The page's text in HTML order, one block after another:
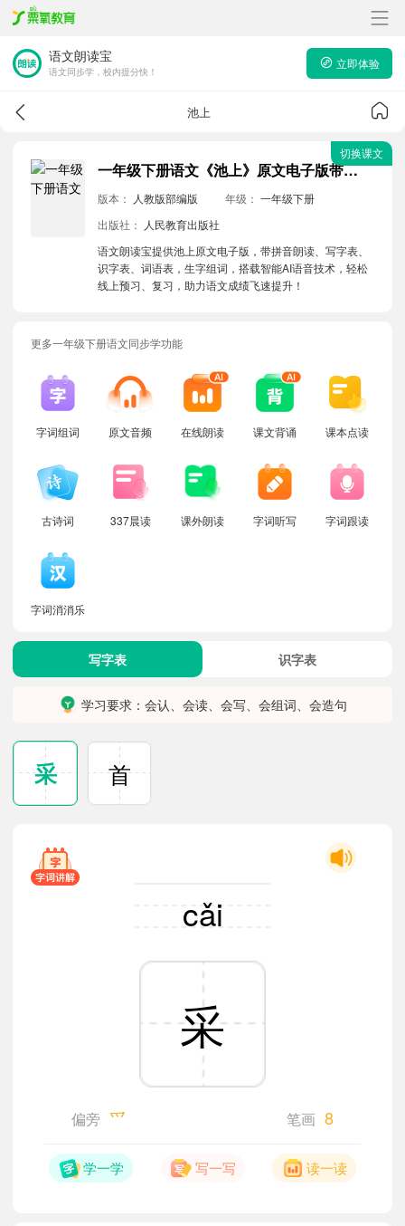
语文朗读宝
语文同步学，校内提分快！
立即体验
池上
一年级下册语文《池上》原文电子版带拼音朗读音频
版本： 人教版部编版 年级： 一年级下册
出版社：
人民教育出版社
语文朗读宝提供池上原文电子版，带拼音朗读、写字表、
识字表、词语表，生字组词，搭载智能AI语音技术，轻松
线上预习、复习，助力语文成绩飞速提升！
切换课文
更多一年级下册语文同步学功能
字词组词 原文音频 在线朗读 课文背诵 课本点读
古诗词 337晨读 课外朗读 字词听写 字词跟读
字词消消乐
写字表 识字表
学习要求：会认、会读、会写、会组词、会造句
采 首
cǎi
采
偏旁 爫 笔画 8
学一学 写一写 读一读